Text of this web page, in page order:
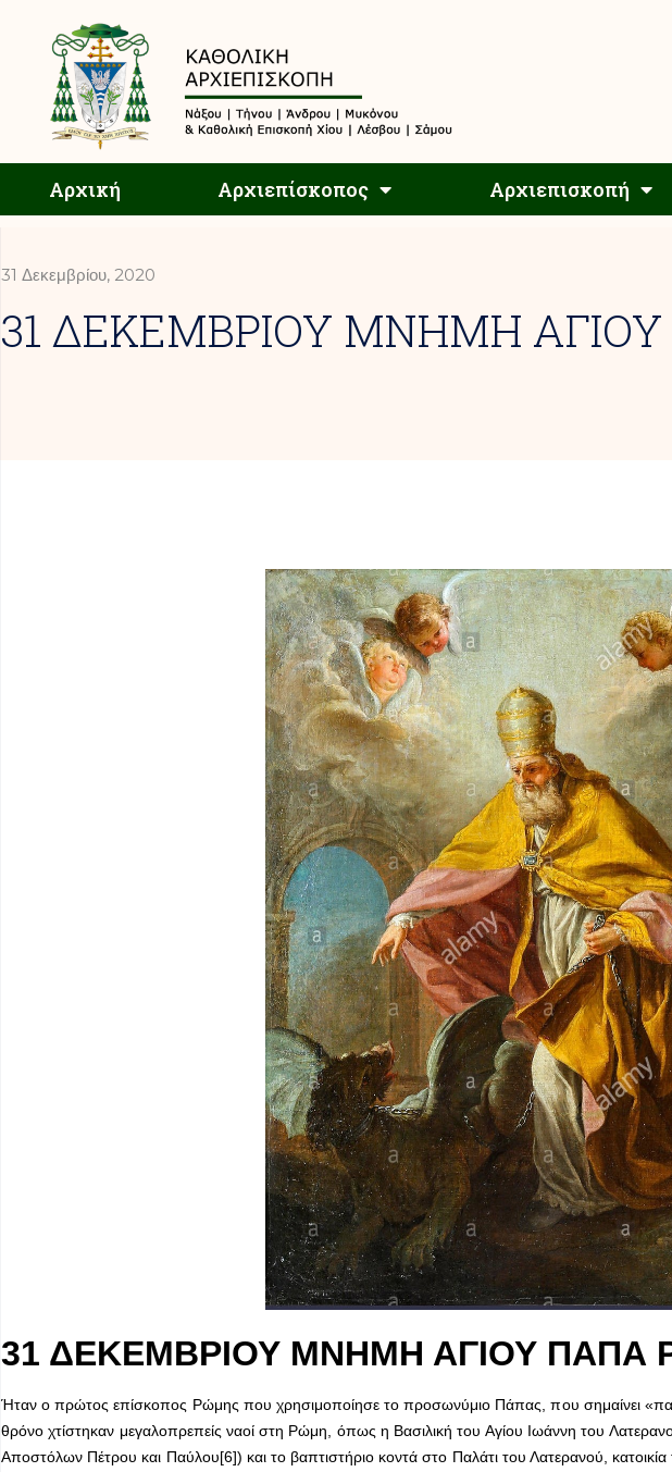
Αρχική Αρχιεπίσκοπος Αρχιεπισκοπή
31 Δεκεμβρίου, 2020
31 ΔΕΚΕΜΒΡΙΟΥ ΜΝΗΜΗ
31 ΔΕΚΕΜΒΡΙΟΥ ΜΝΗΜΗ ΑΓΙΟΥ ΠΑΠΑ
Ήταν ο πρώτος επίσκοπος Ρώμης που χρησιμοποίησε το προσωνύμιο Πάπας, που σημαίνει
θρόνο χτίστηκαν μεγαλοπρεπείς ναοί στη Ρώμη, όπως η Βασιλική του Αγίου Ιωάννη του
Αποστόλων Πέτρου και Παύλου[6]) και το βαπτιστήριο κοντά στο Παλάτι του Λατερανού,